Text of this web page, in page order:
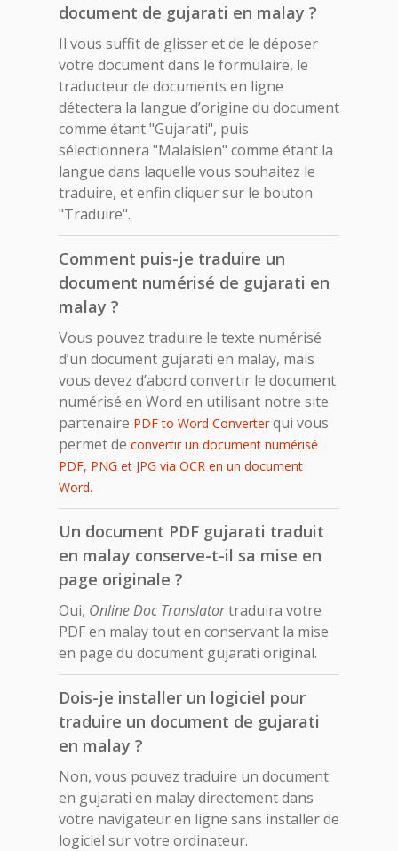
document de gujarati en malay ?
Il vous suffit de glisser et de le déposer
votre document dans le formulaire, le
traducteur de documents en ligne
détectera la langue d’origine du document
comme étant "Gujarati", puis
sélectionnera "Malaisien" comme étant la
langue dans laquelle vous souhaitez le
traduire, et enfin cliquer sur le bouton
"Traduire".
Comment puis-je traduire un
document numérisé de gujarati en
malay ?
Vous pouvez traduire le texte numérisé
d’un document gujarati en malay, mais
vous devez d’abord convertir le document
numérisé en Word en utilisant notre site
partenaire PDF to Word Converterqui vous
permet de convertir un document numérisé
PDF, PNG et JPG via OCR en un document
Word.
Un document PDF gujarati traduit
en malay conserve-t-il sa mise en
page originale ?
Oui, Online Doc Translatortraduira votre
PDF en malay tout en conservant la mise
en page du document gujarati original.
Dois-je installer un logiciel pour
traduire un document de gujarati
en malay ?
Non, vous pouvez traduire un document
en gujarati en malay directement dans
votre navigateur en ligne sans installer de
logiciel sur votre ordinateur.